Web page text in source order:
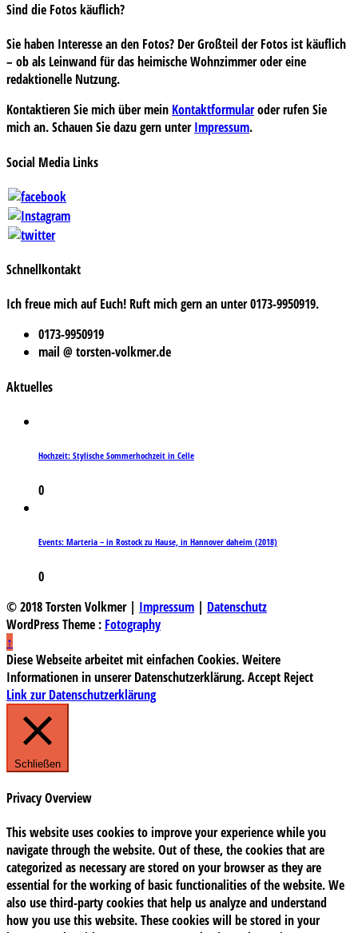
Sind die Fotos käuflich?
Sie haben Interesse an den Fotos? Der Großteil der Fotos ist käuflich
– ob als Leinwand für das heimische Wohnzimmer oder eine
redaktionelle Nutzung.
Kontaktieren Sie mich über mein Kontaktformularoder rufen Sie
mich an. Schauen Sie dazu gern unterImpressum.
Social Media Links
Schnellkontakt
Ich freue mich auf Euch! Ruft mich gern an unter 0173-9950919.
0173-9950919
mail @ torsten-volkmer.de
Aktuelles
Hochzeit: Stylische Sommerhochzeit in Celle
0
Events: Marteria – in Rostock zu Hause, in Hannover daheim (2018)
0
© 2018 Torsten Volkmer | Impressum | Datenschutz
WordPress Theme : Fotography
↑
Diese Webseite arbeitet mit einfachen Cookies. Weitere
Informationen in unserer Datenschutzerklärung.Accept Reject
Link zur Datenschutzerklärung
Schließen
Privacy Overview
This website uses cookies to improve your experience while you
navigate through the website. Out of these, the cookies that are
categorized as necessary are stored on your browser as they are
essential for the working of basic functionalities of the website. We
also use third-party cookies that help us analyze and understand
how you use this website. These cookies will be stored in your